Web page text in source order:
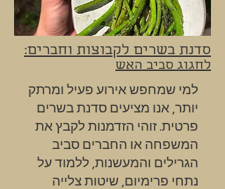
סדנת בשרים לקבוצות וחברים:
לחגוג סביב האש
למי שמחפש אירוע פעיל ומרתק
יותר, אנו מציעים סדנת בשרים
פרטית. זוהי הזדמנות לקבץ את
המשפחה או החברים סביב
הגרילים והמעשנות, ללמוד על
נתחי פרימיום, שיטות צלייה